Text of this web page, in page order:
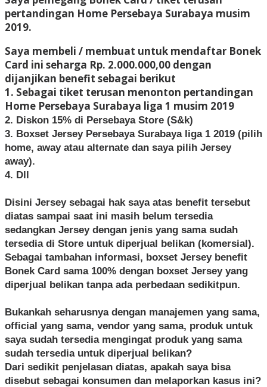
pertandingan Home Persebaya Surabaya musim
2019.
Saya membeli / membuat untuk mendaftar Bonek
Card ini seharga Rp. 2.000.000,00 dengan
dijanjikan benefit sebagai berikut
1. Sebagai tiket terusan menonton pertandingan
Home Persebaya Surabaya liga 1 musim 2019
2. Diskon 15% di Persebaya Store (S&k)
3. Boxset Jersey Persebaya Surabaya liga 1 2019 (pilih
home, away atau alternate dan saya pilih Jersey
away).
4. Dll
Disini Jersey sebagai hak saya atas benefit tersebut
diatas sampai saat ini masih belum tersedia
sedangkan Jersey dengan jenis yang sama sudah
tersedia di Store untuk diperjual belikan (komersial).
Sebagai tambahan informasi, boxset Jersey benefit
Bonek Card sama 100% dengan boxset Jersey yang
diperjual belikan tanpa ada perbedaan sedikitpun.
Bukankah seharusnya dengan manajemen yang sama,
official yang sama, vendor yang sama, produk untuk
saya sudah tersedia mengingat produk yang sama
sudah tersedia untuk diperjual belikan?
Dari sedikit penjelasan diatas, apakah saya bisa
disebut sebagai konsumen dan melaporkan kasus ini?